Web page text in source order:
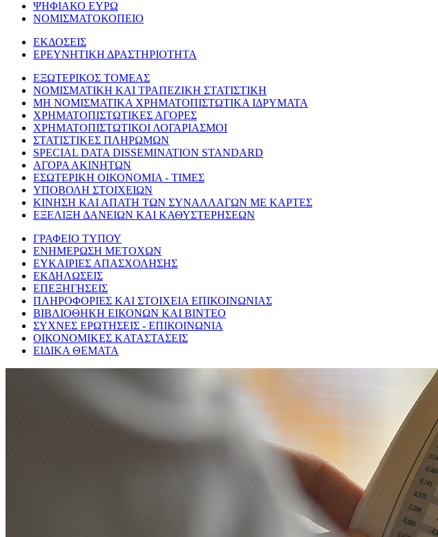
ΨΗΦΙΑΚΟ ΕΥΡΩ
ΝΟΜΙΣΜΑΤΟΚΟΠΕΙΟ
ΕΚΔΟΣΕΙΣ
ΕΡΕΥΝΗΤΙΚΗ ΔΡΑΣΤΗΡΙΟΤΗΤΑ
ΕΞΩΤΕΡΙΚΟΣ ΤΟΜΕΑΣ
ΝΟΜΙΣΜΑΤΙΚΗ ΚΑΙ ΤΡΑΠΕΖΙΚΗ ΣΤΑΤΙΣΤΙΚΗ
ΜΗ ΝΟΜΙΣΜΑΤΙΚΑ ΧΡΗΜΑΤΟΠΙΣΤΩΤΙΚΑ ΙΔΡΥΜΑΤΑ
ΧΡΗΜΑΤΟΠΙΣΤΩΤΙΚΕΣ ΑΓΟΡΕΣ
ΧΡΗΜΑΤΟΠΙΣΤΩΤΙΚΟΙ ΛΟΓΑΡΙΑΣΜΟΙ
ΣΤΑΤΙΣΤΙΚΕΣ ΠΛΗΡΩΜΩΝ
SPECIAL DATA DISSEMINATION STANDARD
ΑΓΟΡΑ ΑΚΙΝΗΤΩΝ
ΕΣΩΤΕΡΙΚΗ ΟΙΚΟΝΟΜΙΑ - ΤΙΜΕΣ
ΥΠΟΒΟΛΗ ΣΤΟΙΧΕΙΩΝ
ΚΙΝΗΣΗ ΚΑΙ ΑΠΑΤΗ ΤΩΝ ΣΥΝΑΛΛΑΓΩΝ ΜΕ ΚΑΡΤΕΣ
ΕΞΕΛΙΞΗ ΔΑΝΕΙΩΝ ΚΑΙ ΚΑΘΥΣΤΕΡΗΣΕΩΝ
ΓΡΑΦΕΙΟ ΤΥΠΟΥ
ΕΝΗΜΕΡΩΣΗ ΜΕΤΟΧΩΝ
ΕΥΚΑΙΡΙΕΣ ΑΠΑΣΧΟΛΗΣΗΣ
ΕΚΔΗΛΩΣΕΙΣ
ΕΠΕΞΗΓΗΣΕΙΣ
ΠΛΗΡΟΦΟΡΙΕΣ ΚΑΙ ΣΤΟΙΧΕΙΑ ΕΠΙΚΟΙΝΩΝΙΑΣ
ΒΙΒΛΙΟΘΗΚΗ ΕΙΚΟΝΩΝ ΚΑΙ ΒΙΝΤΕΟ
ΣΥΧΝΕΣ ΕΡΩΤΗΣΕΙΣ - ΕΠΙΚΟΙΝΩΝΙΑ
ΟΙΚΟΝΟΜΙΚΕΣ ΚΑΤΑΣΤΑΣΕΙΣ
ΕΙΔΙΚΑ ΘΕΜΑΤΑ